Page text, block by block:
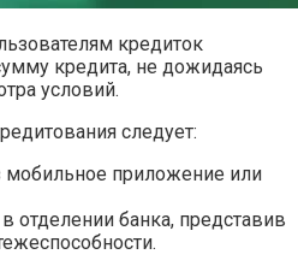
кредиток
кредита, не дожидаясь
условий.
следует:
мобильное приложение или
отделении банка, представив